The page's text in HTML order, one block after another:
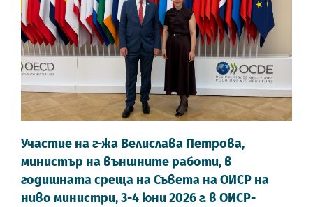
Участие на г-жа Велислава Петрова,
министър на външните работи, в
годишната среща на Съвета на ОИСР на
ниво министри, 3-4 юни 2026 г. в ОИСР-